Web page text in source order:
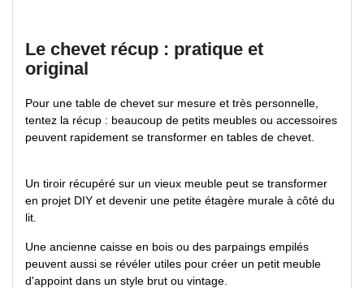
Le chevet récup : pratique et
original
Pour une table de chevet sur mesure et très personnelle,
tentez la récup : beaucoup de petits meubles ou accessoires
peuvent rapidement se transformer en tables de chevet.
Un tiroir récupéré sur un vieux meuble peut se transformer
en projet DIY et devenir une petite étagère murale à côté du
lit.
Une ancienne caisse en bois ou des parpaings empilés
peuvent aussi se révéler utiles pour créer un petit meuble
d'appoint dans un style brut ou vintage.